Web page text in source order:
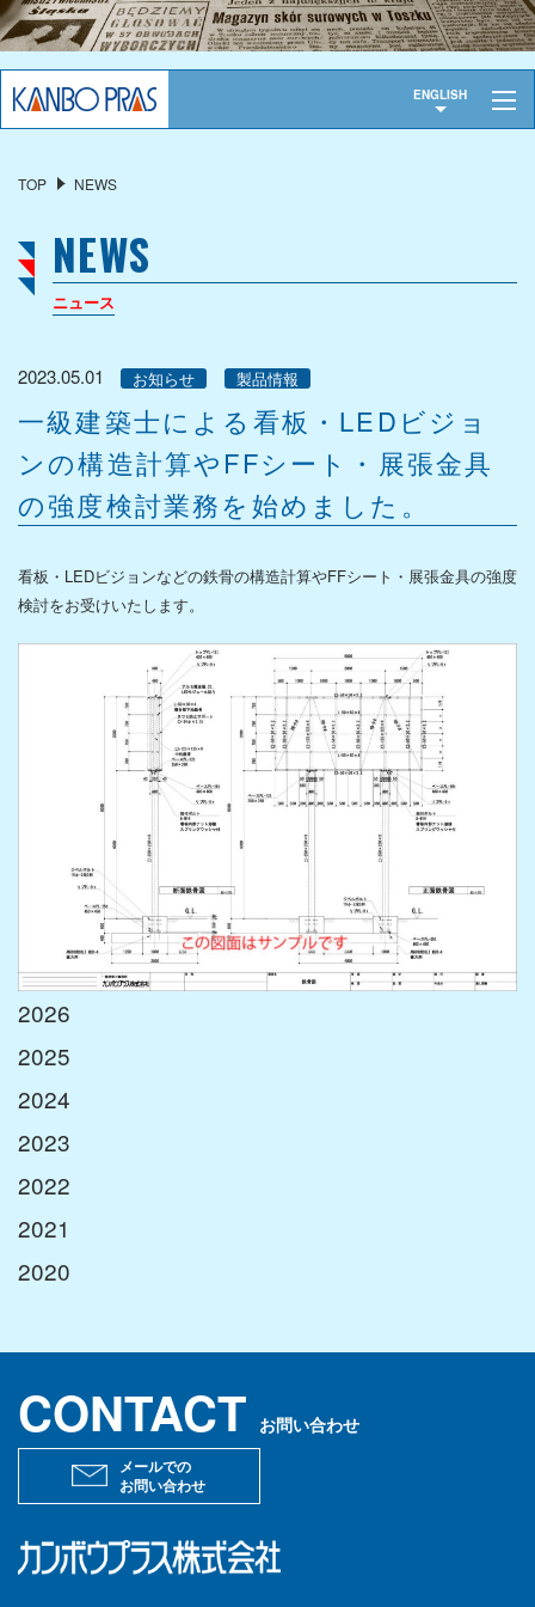
ENGLISH
TOP NEWS
NEWS
ニュース
2023.05.01 お知らせ 製品情報
一級建築士による看板・LEDビジョ
ンの構造計算やFFシート・展張金具
の強度検討業務を始めました。
看板・ LEDビジョンなどの鉄骨の構造計算やFFシート・展張金具の強度
検討をお受けいたします。
2026
2025
2024
2023
2022
2021
2020
CONTACT お問い合わせ
メールでの
お問い合わせ
トップ
代表挨拶
会社概要
沿革
重布
機能資材
製品
サイン
施工
製造
カテゴリから探す
製品名から探す
加工技術
トッピング
ディッピング
コーディング
ラミネーティング
ニュース
CSR報告書
インタビュー
キャリアパス